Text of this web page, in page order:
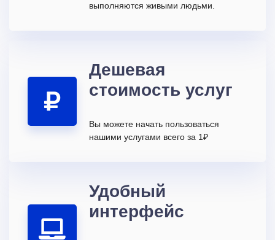
выполняются живыми людьми.
Дешевая
стоимость услуг
Вы можете начать пользоваться
нашими услугами всего за 1₽
Удобный
интерфейс